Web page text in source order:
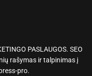
PASLAUGOS. SEO
rašymas ir talpinimas į
pro.